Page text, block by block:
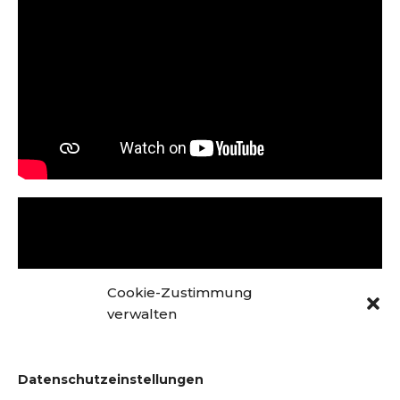
Cookie-Zustimmung
verwalten
Datenschutzeinstellungen